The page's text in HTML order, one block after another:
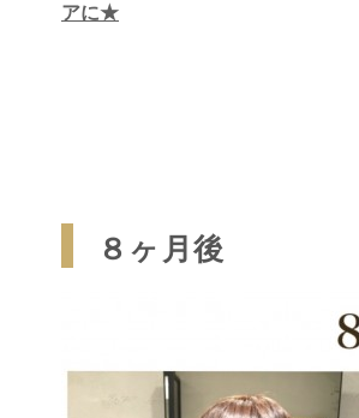
アに★
８ヶ月後